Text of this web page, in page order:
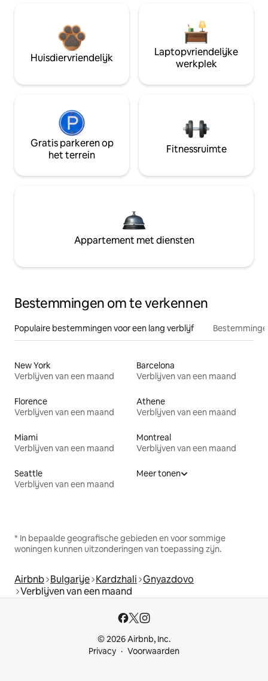
Huisdiervriendelijk
Laptopvriendelijke
werkplek
Gratis parkeren op
het terrein
Fitnessruimte
Appartement met diensten
Bestemmingen om te verkennen
Populaire bestemmingen voor een lang verblijf
New York
Verblijven van een maand
Barcelona
Verblijven van een maand
Florence
Verblijven van een maand
Athene
Verblijven van een maand
Miami
Verblijven van een maand
Montreal
Verblijven van een maand
Seattle
Verblijven van een maand
Meer tonen
* In bepaalde geografische gebieden en voor sommige
woningen kunnen uitzonderingen van toepassing zijn.
Airbnb Bulgarije Kardzhali Gnyazdovo
Verblijven van een maand
© 2026 Airbnb, Inc.
Privacy
Voorwaarden